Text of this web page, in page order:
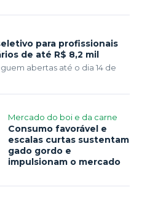
para profissionais
de até R$ 8,2 mil
abertas até o dia 14 de
Mercado do boi e da carne
Consumo favorável e
escalas curtas sustentam
gado gordo e
impulsionam o mercado